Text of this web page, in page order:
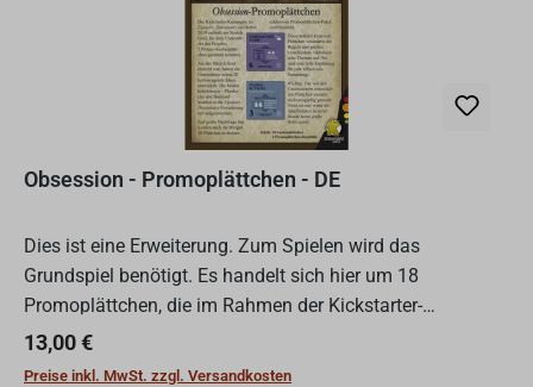
Obsession - Promoplättchen - DE
Dies ist eine Erweiterung. Zum Spielen wird das
Grundspiel benötigt. Es handelt sich hier um 18
Promoplättchen, die im Rahmen der Kickstarter-
Kampagne zu Upstairs, Downstairs im Herbst 2019 von
Unterstützern des Proj...
Regulärer Preis:
13,00 €
Preise inkl. MwSt. zzgl. Versandkosten